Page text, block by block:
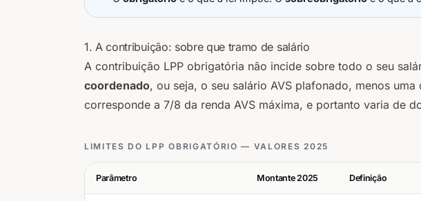
1. A contribuição: sobre que tramo de salário
A contribuição LPP obrigatória não incide sobre todo o seu
coordenado, ou seja, o seu salário AVS plafonado, menos
corresponde a 7/8 da renda AVS máxima, e portanto varia de
LIMITES DO LPP OBRIGATÓRIO — VALORES 2025
Parâmetro Montante 2025 Definição